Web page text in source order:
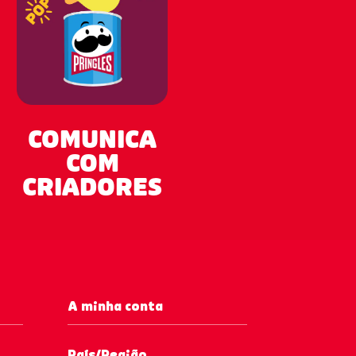
COMUNICA
COM
CRIADORES
A minha conta